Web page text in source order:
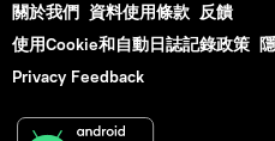
關於我們 資料使用條款 反饋
使用Cookie和自動日誌記錄政策
Privacy Feedback